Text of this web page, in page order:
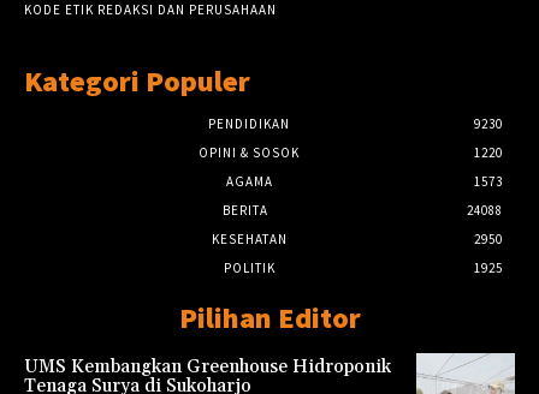
KODE ETIK REDAKSI DAN PERUSAHAAN
Kategori Populer
PENDIDIKAN
9230
OPINI & SOSOK
1220
AGAMA
1573
BERITA
24088
KESEHATAN
2950
POLITIK
1925
Pilihan Editor
UMS Kembangkan Greenhouse Hidroponik
Tenaga Surya di Sukoharjo